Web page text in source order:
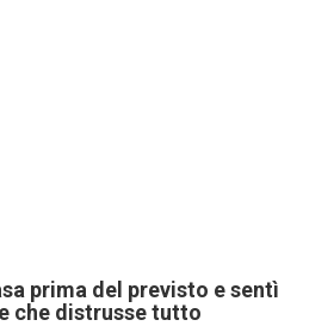
prima del previsto e sentì
che distrusse tutto